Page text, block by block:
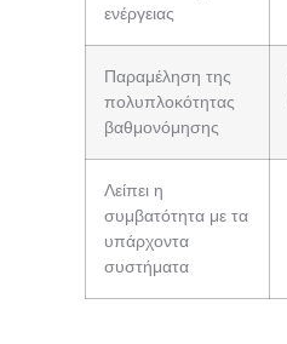
ενέργειας
Παραμέληση της
πολυπλοκότητας
βαθμονόμησης
Λείπει η
συμβατότητα με τα
υπάρχοντα
συστήματα